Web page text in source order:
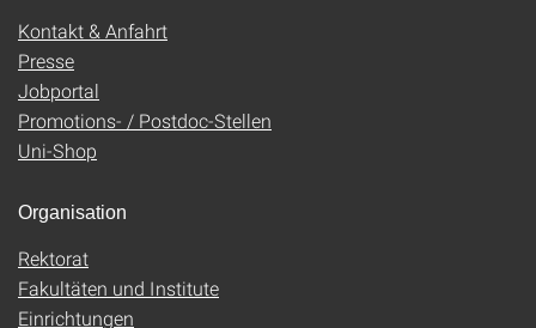
Kontakt & Anfahrt
Presse
Jobportal
Promotions- / Postdoc-Stellen
Uni-Shop
Organisation
Rektorat
Fakultäten und Institute
Einrichtungen